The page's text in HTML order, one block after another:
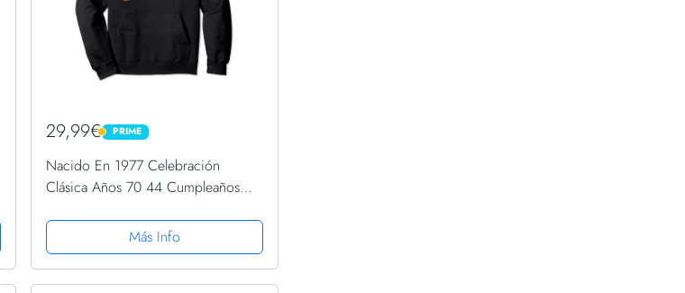
29,99€ PRIME
PRIME
Nacido En 1977 Celebración
Clásica Años 70 44 Cumpleaños
Más Info